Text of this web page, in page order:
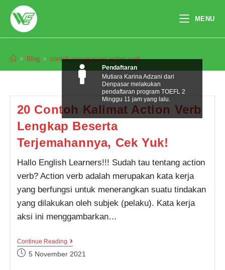
content
MENU
> Blog > contoh penggunaan action verb
20 Contoh Kalimat Action Verb
Lengkap Beserta
Terjemahannya, Cek Yuk!
Hallo English Learners!!! Sudah tau tentang action
verb? Action verb adalah merupakan kata kerja
yang berfungsi untuk menerangkan suatu tindakan
yang dilakukan oleh subjek (pelaku). Kata kerja
aksi ini menggambarkan…
Continue Reading20
Kalimat
Post5 November 2021
Pendaftaran
Mutiara Karina Adzani dari
Denpasar melakukan
pendaftaran program TOEFL 2
Minggu 11 jam yang lalu.